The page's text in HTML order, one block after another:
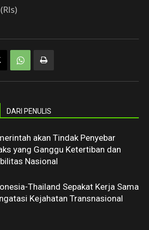
DARI PENULIS
akan Tindak Penyebar
yang Ganggu Ketertiban dan
Nasional
Thailand Sepakat Kerja Sama
Kejahatan Transnasional